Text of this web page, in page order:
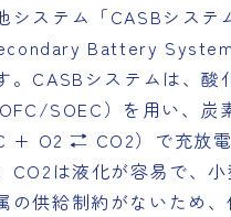
システム「CASBシステ
Battery
。CASBシステムは、酸
SOEC）を用い、炭
+ O2 ⇄ CO2）で充放
CO2は液化が容易で、小
の供給制約がないため